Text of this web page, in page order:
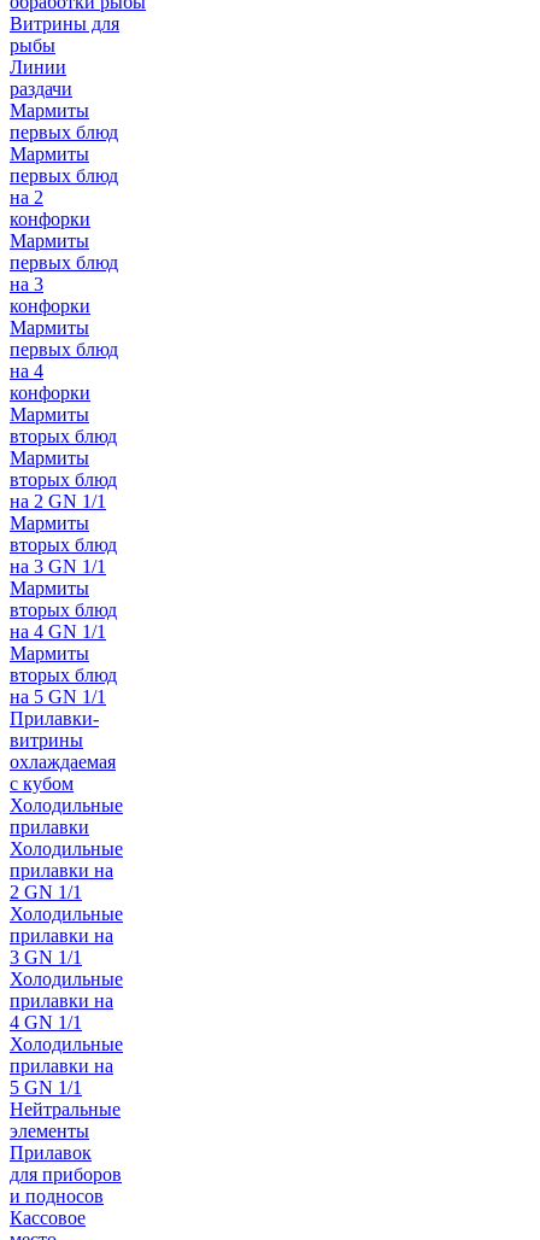
Витрины для
рыбы
Линии
раздачи
Мармиты
первых блюд
Мармиты
первых блюд
на 2
конфорки
Мармиты
первых блюд
на 3
конфорки
Мармиты
первых блюд
на 4
конфорки
Мармиты
вторых блюд
Мармиты
вторых блюд
на 2 GN 1/1
Мармиты
вторых блюд
на 3 GN 1/1
Мармиты
вторых блюд
на 4 GN 1/1
Мармиты
вторых блюд
на 5 GN 1/1
Прилавки-
витрины
охлаждаемая
с кубом
Холодильные
прилавки
Холодильные
прилавки на
2 GN 1/1
Холодильные
прилавки на
3 GN 1/1
Холодильные
прилавки на
4 GN 1/1
Холодильные
прилавки на
5 GN 1/1
Нейтральные
элементы
Прилавок
для приборов
и подносов
Кассовое